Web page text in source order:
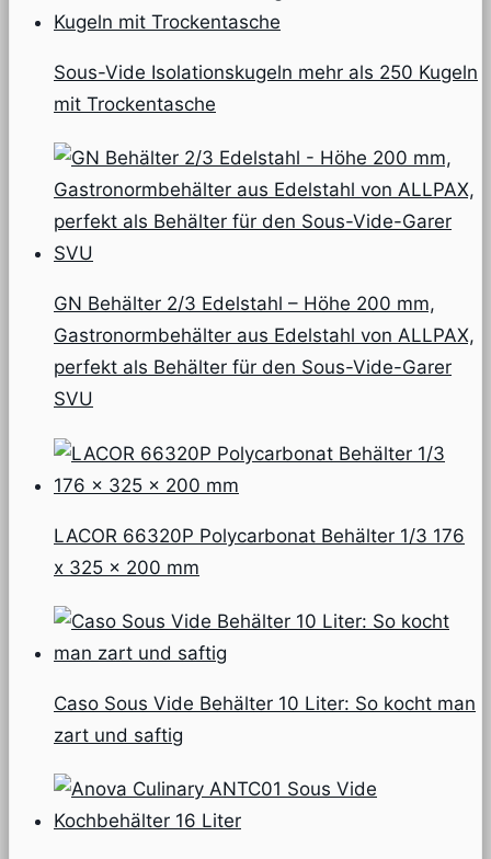
Sous-Vide Isolationskugeln mehr als 250 Kugeln
mit Trockentasche
GN Behälter 2/3 Edelstahl – Höhe 200 mm,
Gastronormbehälter aus Edelstahl von ALLPAX,
perfekt als Behälter für den Sous-Vide-Garer
SVU
LACOR 66320P Polycarbonat Behälter 1/3 176
x 325 x 200 mm
Caso Sous Vide Behälter 10 Liter: So kocht man
zart und saftig